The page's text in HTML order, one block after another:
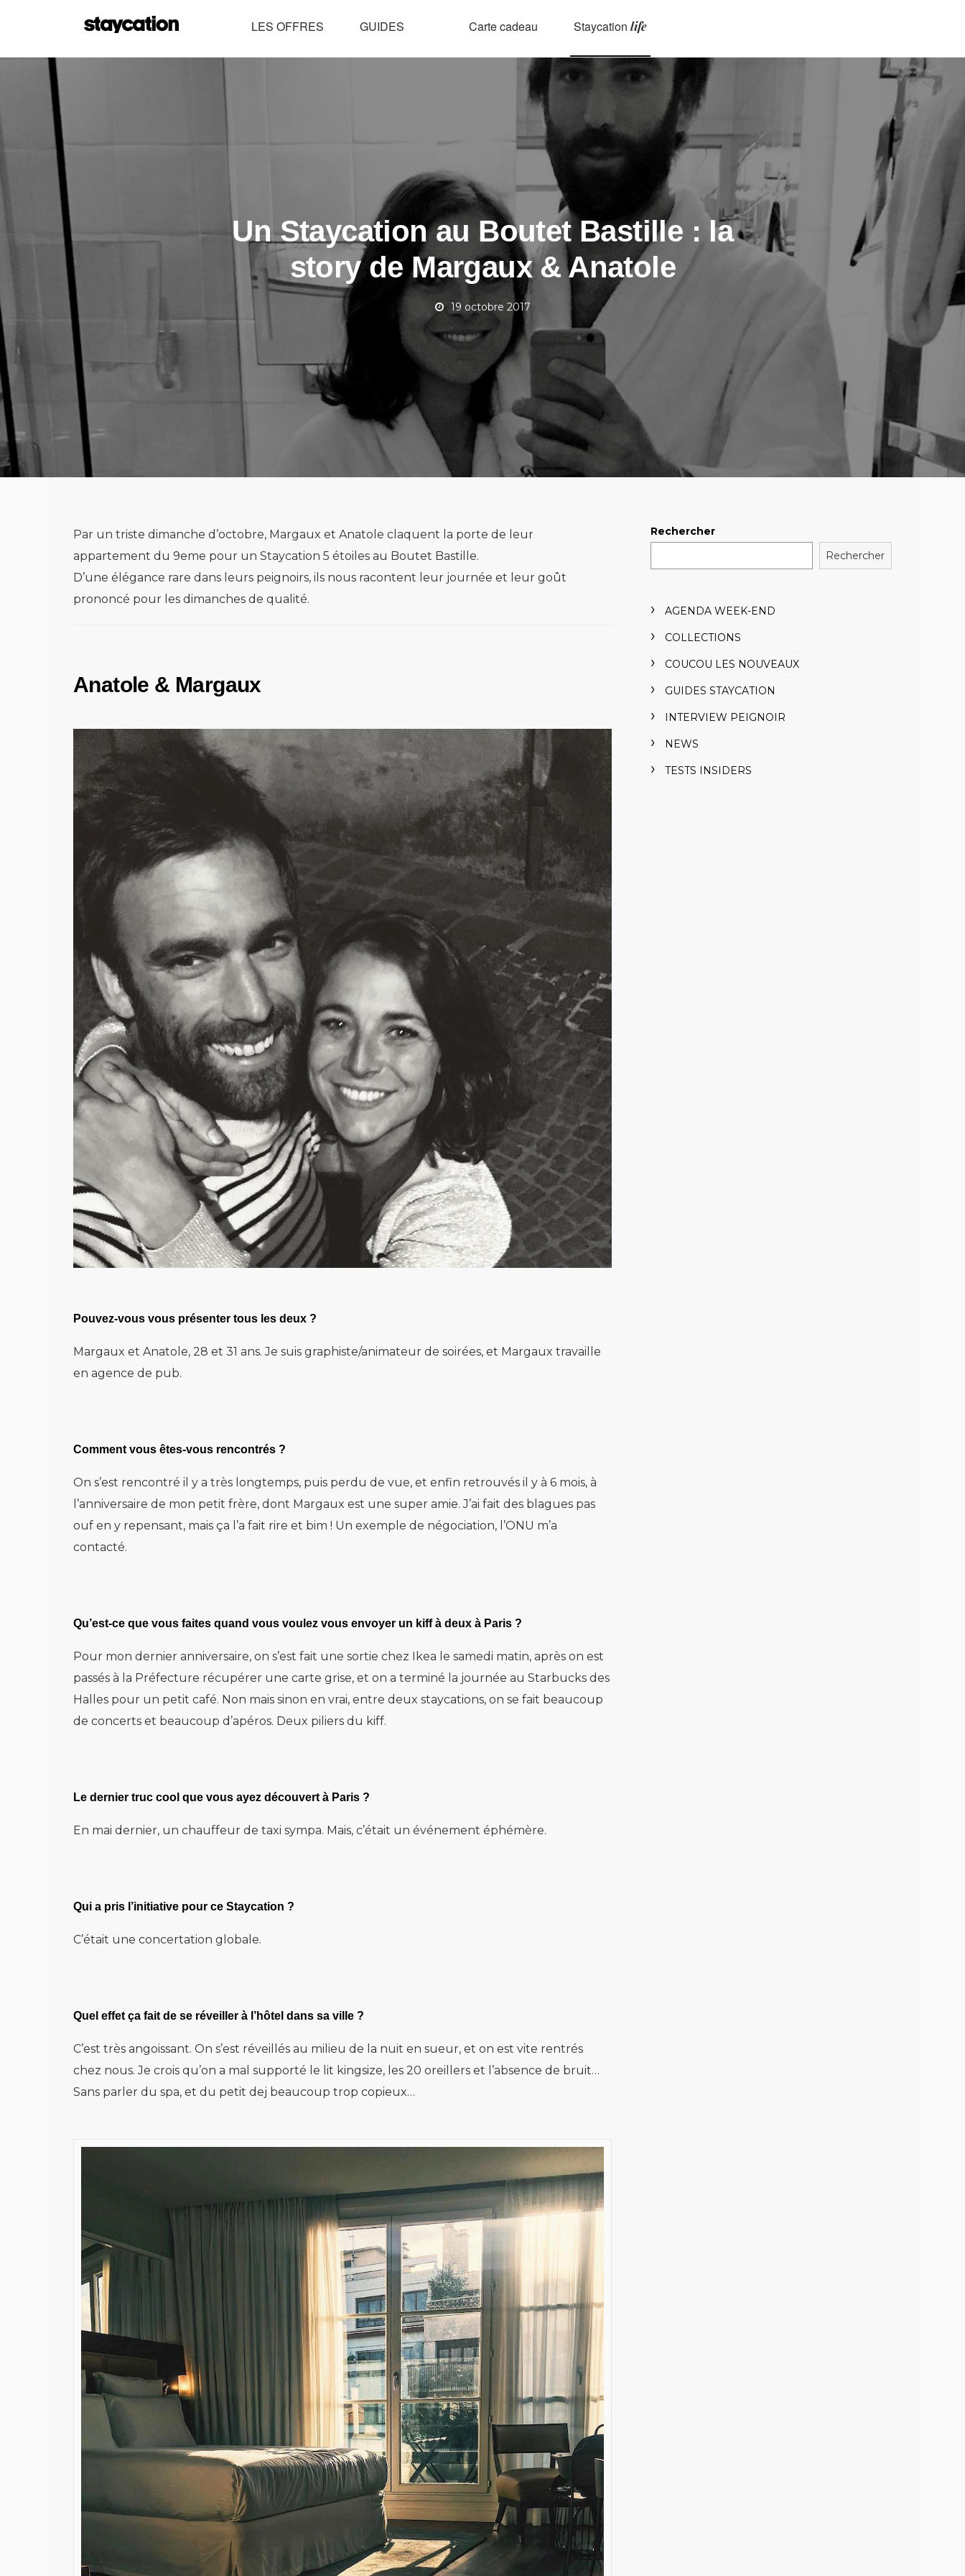
LES OFFRES GUIDES Carte cadeau Staycation life
Un Staycation au Boutet Bastille : la
story de Margaux & Anatole
19 octobre 2017
Par un triste dimanche d’octobre, Margaux et Anatole claquent la porte de leur
appartement du 9eme pour un Staycation 5 étoiles au Boutet Bastille.
D’une élégance rare dans leurs peignoirs, ils nous racontent leur journée et leur goût
prononcé pour les dimanches de qualité.
Anatole & Margaux
Pouvez-vous vous présenter tous les deux ?
Margaux et Anatole, 28 et 31 ans. Je suis graphiste/animateur de soirées, et Margaux travaille
en agence de pub.
Comment vous êtes-vous rencontrés ?
On s’est rencontré il y a très longtemps, puis perdu de vue, et enfin retrouvés il y à 6 mois, à
l’anniversaire de mon petit frère, dont Margaux est une super amie. J’ai fait des blagues pas
ouf en y repensant, mais ça l’a fait rire et bim ! Un exemple de négociation, l’ONU m’a
contacté.
Qu’est-ce que vous faites quand vous voulez vous envoyer un kiff à deux à Paris ?
Pour mon dernier anniversaire, on s’est fait une sortie chez Ikea le samedi matin, après on est
passés à la Préfecture récupérer une carte grise, et on a terminé la journée au Starbucks des
Halles pour un petit café. Non mais sinon en vrai, entre deux staycations, on se fait beaucoup
de concerts et beaucoup d’apéros. Deux piliers du kiff.
Le dernier truc cool que vous ayez découvert à Paris ?
En mai dernier, un chauffeur de taxi sympa. Mais, c’était un événement éphémère.
Qui a pris l’initiative pour ce Staycation ?
C’était une concertation globale.
Quel effet ça fait de se réveiller à l’hôtel dans sa ville ?
C’est très angoissant. On s’est réveillés au milieu de la nuit en sueur, et on est vite rentrés
chez nous. Je crois qu’on a mal supporté le lit kingsize, les 20 oreillers et l’absence de bruit…
Sans parler du spa, et du petit dej beaucoup trop copieux…
Rechercher
Rechercher
AGENDA WEEK-END
COLLECTIONS
COUCOU LES NOUVEAUX
GUIDES STAYCATION
INTERVIEW PEIGNOIR
NEWS
TESTS INSIDERS